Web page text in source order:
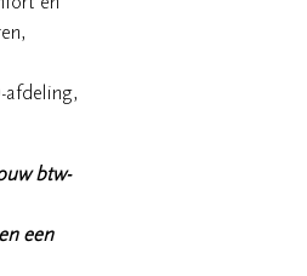
afdeling,
btw-
een